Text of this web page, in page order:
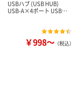
USBハブ (USB HUB)
USB-A×4ポート USB…
￥998～ （税込）